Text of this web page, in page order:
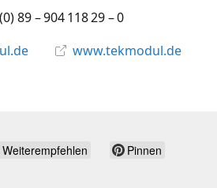
89 – 904 118 29 – 0
www.tekmodul.de
Weiterempfehlen Pinnen